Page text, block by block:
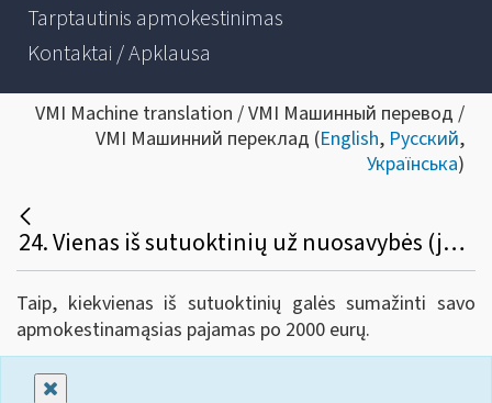
Tarptautinis apmokestinimas
Kontaktai / Apklausa
VMI Machine translation / VMI Машинный перевод /
VMI Машинний переклад (English, Русский,
Українська)
24. Vienas iš sutuoktinių už nuosavybės (jungtinės ar asmeninės) teise priklausančio būsto remonto (apdailos) darbus sumokėjo 4000 eurų, sąskaita išrašyta tik vieno asmens (sutuoktinio) vardu. Ar žmona galės sumažinti savo apmokestinamąsias pajamas 2000 eurų suma?
Taip, kiekvienas iš sutuoktinių galės sumažinti savo
apmokestinamąsias pajamas po 2000 eurų.